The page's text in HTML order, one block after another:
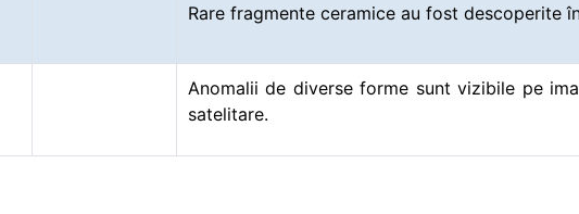
Rare fragmente ceramice au fost descoperite
Anomalii de diverse forme sunt vizibile pe
satelitare.